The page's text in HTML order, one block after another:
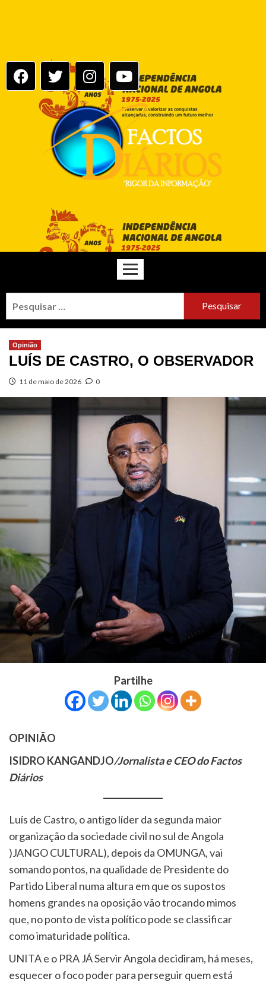
Opinião
LUÍS DE CASTRO, O OBSERVADOR
11 de maio de 2026 0
Partilhe
OPINIÃO
ISIDRO KANGANDJO/Jornalista e CEO do Factos
Diários
Luís de Castro, o antigo líder da segunda maior
organização da sociedade civil no sul de Angola
)JANGO CULTURAL), depois da OMUNGA, vai
somando pontos, na qualidade de Presidente do
Partido Liberal numa altura em que os supostos
homens grandes na oposição vão trocando mimos
que, no ponto de vista político pode se classificar
como imaturidade política.
UNITA e o PRA JÁ Servir Angola decidiram, há meses,
esquecer o foco poder para perseguir quem está